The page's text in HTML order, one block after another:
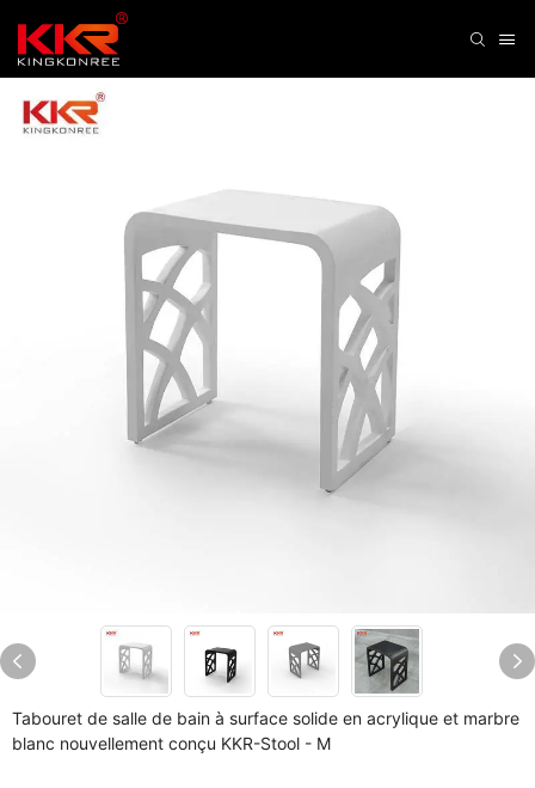
Tabouret de salle de bain à surface solide en acrylique et marbre
blanc nouvellement conçu KKR-Stool - M